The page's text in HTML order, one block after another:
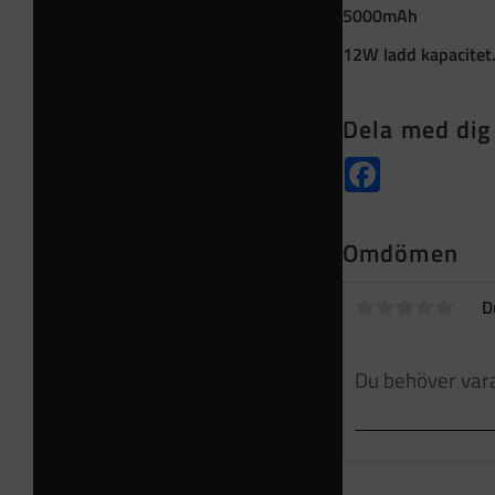
5000mAh
12W ladd kapacitet.
Dela med dig
Omdömen